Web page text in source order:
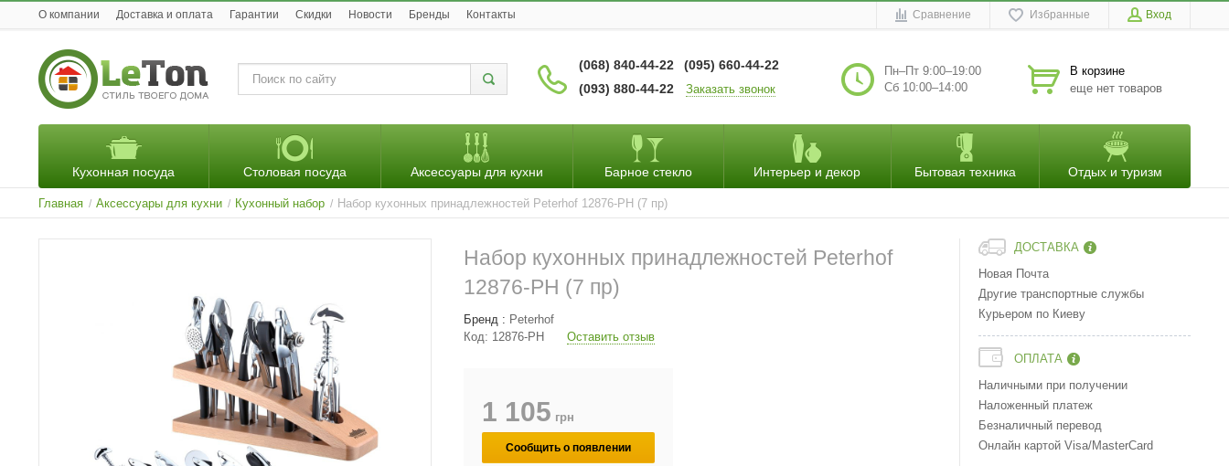
O компании Доставка и оплата Гарантии Скидки Новости Бренды Контакты Сравнение Избранные Вход
(068) 840-44-22
(095) 660-44-22
(093) 880-44-22
Заказать звонок
Пн–Пт 9:00–19:00
Сб 10:00–14:00
В корзине
еще нет товаров
Кухонная посуда Столовая посуда Аксессуары для кухни Барное стекло Интерьер и декор Бытовая техника Отдых и туризм
Главная / Аксессуары для кухни / Кухонный набор / Набор кухонных принадлежностей Peterhof 12876-PH (7 пр)
ДОСТАВКА
Новая Почта
Другие транспортные службы
Курьером по Киеву
ОПЛАТА
Наличными при получении
Наложенный платеж
Безналичный перевод
Онлайн картой Visa/MasterCard
Набор кухонных принадлежностей Peterhof
12876-PH (7 пр)
Бренд : Peterhof
Код: 12876-PH Оставить отзыв
1 105 грн
Сообщить о появлении